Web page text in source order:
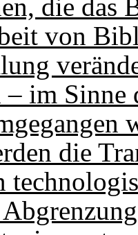
die das
von
im
die